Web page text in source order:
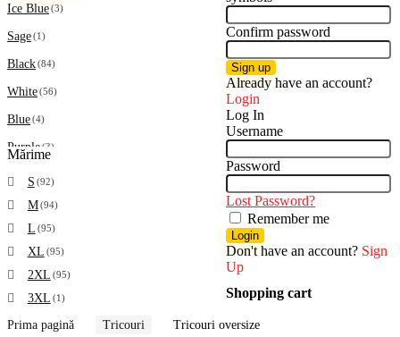
Gani
Grupul de Rezistență
Hip Hope
HipHopKulture
Nimeni Altu'
Paranoia13
SmokingCoolCat
Specii
Tessellata
Viollent(13)
Ice Blue(3)
Sage(1)
Black(84)
White(56)
Blue(4)
Purple(3)
Grey
Beige(5)
Mărime
S (92)
M(94)
L (95)
XL (95)
2XL (95)
3XL (1)
Prima pagină Tricouri Tricouri oversize
Confirm password
Sign up
Already have an account?
Login
Log In
Username
Password
Lost Password?
Remember me
Login
Don't have an account? Sign
Up
Shopping cart